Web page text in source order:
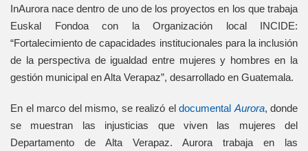
InAurora nace dentro de uno de los proyectos en los que trabaja
Euskal Fondoa con la Organización local INCIDE:
“Fortalecimiento de capacidades institucionales para la inclusión
de la perspectiva de igualdad entre mujeres y hombres en la
gestión municipal en Alta Verapaz”, desarrollado en Guatemala.
En el marco del mismo, se realizó el documental Aurora, donde
se muestran las injusticias que viven las mujeres del
Departamento de Alta Verapaz. Aurora trabaja en las